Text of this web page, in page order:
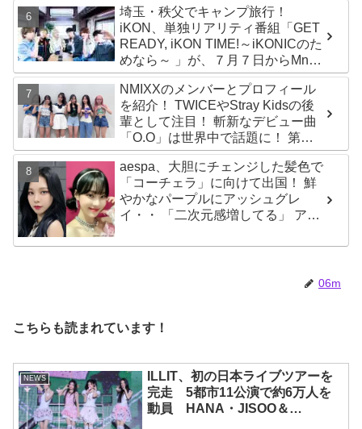
ジ…嬉しくて光栄」
埼玉・秩父でキャンプ旅行！
iKON、単独リアリティ番組「GET
READY, iKON TIME!～iKONICのた
めなら～ 」が、７月７日からMnet
で放送・配信スタート
NMIXXのメンバーとプロフィール
を紹介！ TWICEやStray Kidsの後
輩として注目！ 斬新なデビュー曲
「O.O」は世界中で話題に！ 第４
世代を代表する美女ソリュンをは
じめ、全員ビジュアルメンバーと
いわれるその魅力をチェック
aespa、大胆にチェンジした髪色で
「コーチェラ」に向けて出国！ 鮮
やかなパープルにアッシュグレ
イ・・ 「二次元感増してる」 アバ
06m
こちらも読まれています！
NEWS
ILLIT、初の日本ライブツアーを
完走 5都市11公演で約6万人を
動員 HANA・JISOO＆